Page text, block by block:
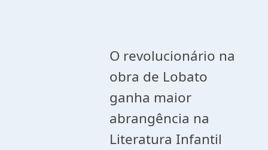
O revolucionário na
obra de Lobato
ganha maior
abrangência na
Literatura Infantil